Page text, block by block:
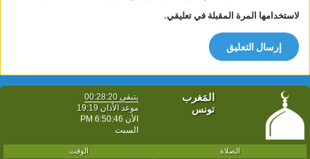
لاستخدامها المرة المقبلة في تعليقي.